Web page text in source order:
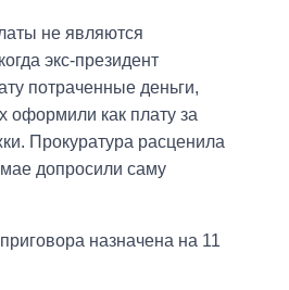
не являются
экс-президент
потраченные деньги,
оформили как плату за
Прокуратура расценила
мае допросили саму
назначена на 11